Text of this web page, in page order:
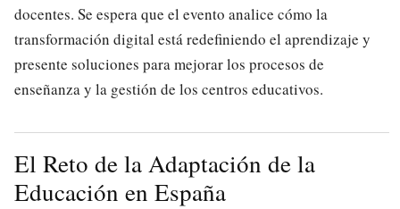
docentes. Se espera que el evento analice cómo la
transformación digital está redefiniendo el aprendizaje y
presente soluciones para mejorar los procesos de
enseñanza y la gestión de los centros educativos.
El Reto de la Adaptación de la
Educación en España